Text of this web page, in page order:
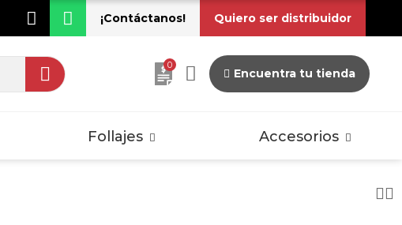
¡Contáctanos! Quiero ser distribuidor
0
Encuentra tu tienda
Follajes Accesorios
Laminados
Pisos Laminados